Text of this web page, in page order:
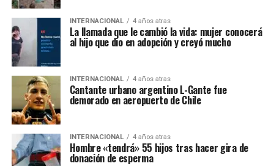
INTERNACIONAL 4 años atras
La llamada que le cambió la vida: mujer conocerá
al hijo que dio en adopción y creyó mucho
INTERNACIONAL 4 años atras
Cantante urbano argentino L-Gante fue
demorado en aeropuerto de Chile
INTERNACIONAL 4 años atras
Hombre «tendrá» 55 hijos tras hacer gira de
donación de esperma